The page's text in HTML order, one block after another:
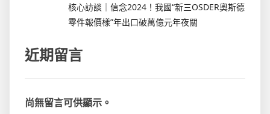
核心訪談｜信念2024！我國“新三OSDER奧斯德
零件報價樣”年出口破萬億元年夜關
近期留言
尚無留言可供顯示。